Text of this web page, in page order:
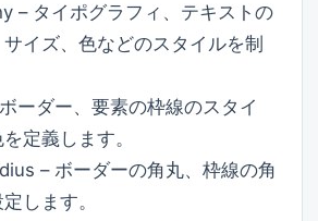
– タイポグラフィ、テキストの
イズ、色などのスタイルを制
ーダー、要素の枠線のスタイ
定義します。
– ボーダーの角丸、枠線の角
します。